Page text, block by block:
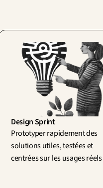
Design Sprint
Prototyper rapidement des
solutions utiles, testées et
centrées sur les usages réels